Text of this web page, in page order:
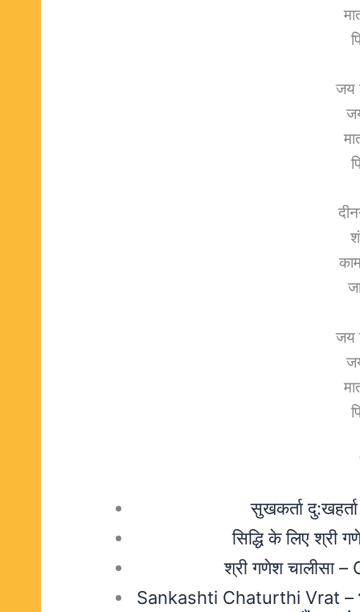
जय
जय
सुखकर्ता
सिद्धि के लिए
श्री गणेश चालीसा
Sankashti Chaturthi Vrat –